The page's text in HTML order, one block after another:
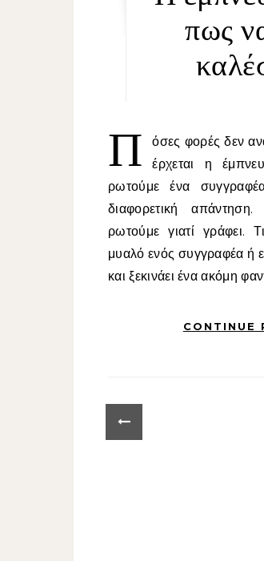
πως
Π
όσες φορές δεν
έρχεται η
ρωτούμε ένα
διαφορετική
ρωτούμε γιατί γράφει.
μυαλό ενός συγγραφέα ή
και ξεκινάει ένα ακόμη
CONTINUE